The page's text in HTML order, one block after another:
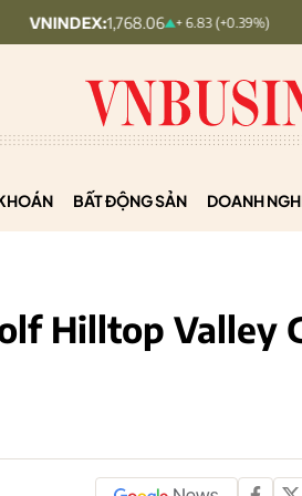
1,768.06 + 6.83 (+0.39%) HNX30:455.12
BẤT ĐỘNG SẢN DOANH
Hilltop Valley